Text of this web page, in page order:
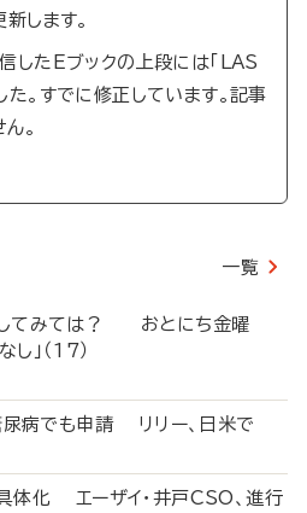
します。
たEブックの上段には「LAS
た。すでに修正しています。記事
。
一覧
してみては？ おとにち金曜
」（17）
病でも申請 リリー、日米で
体化 エーザイ・井戸CSO、進行